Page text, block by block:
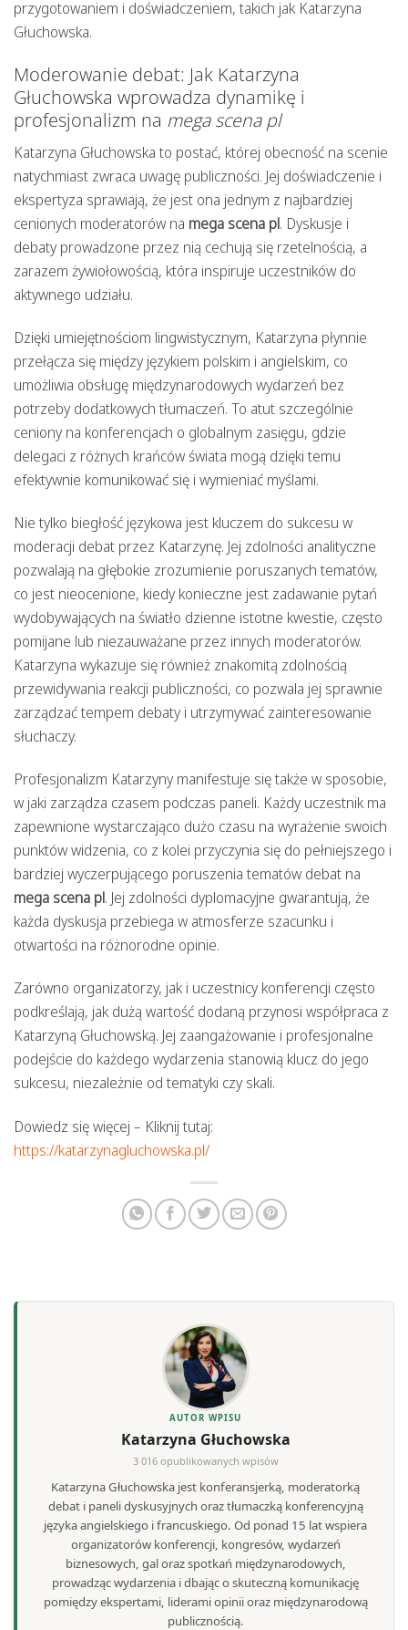
przygotowaniem i doświadczeniem, takich jak Katarzyna
Głuchowska.
Moderowanie debat: Jak Katarzyna
Głuchowska wprowadza dynamikę i
profesjonalizm na mega scena pl
Katarzyna Głuchowska to postać, której obecność na scenie
natychmiast zwraca uwagę publiczności. Jej doświadczenie i
ekspertyza sprawiają, że jest ona jednym z najbardziej
cenionych moderatorów na mega scena pl. Dyskusje i
debaty prowadzone przez nią cechują się rzetelnością, a
zarazem żywiołowością, która inspiruje uczestników do
aktywnego udziału.
Dzięki umiejętnościom lingwistycznym, Katarzyna płynnie
przełącza się między językiem polskim i angielskim, co
umożliwia obsługę międzynarodowych wydarzeń bez
potrzeby dodatkowych tłumaczeń. To atut szczególnie
ceniony na konferencjach o globalnym zasięgu, gdzie
delegaci z różnych krańców świata mogą dzięki temu
efektywnie komunikować się i wymieniać myślami.
Nie tylko biegłość językowa jest kluczem do sukcesu w
moderacji debat przez Katarzynę. Jej zdolności analityczne
pozwalają na głębokie zrozumienie poruszanych tematów,
co jest nieocenione, kiedy konieczne jest zadawanie pytań
wydobywających na światło dzienne istotne kwestie, często
pomijane lub niezauważane przez innych moderatorów.
Katarzyna wykazuje się również znakomitą zdolnością
przewidywania reakcji publiczności, co pozwala jej sprawnie
zarządzać tempem debaty i utrzymywać zainteresowanie
słuchaczy.
Profesjonalizm Katarzyny manifestuje się także w sposobie,
w jaki zarządza czasem podczas paneli. Każdy uczestnik ma
zapewnione wystarczająco dużo czasu na wyrażenie swoich
punktów widzenia, co z kolei przyczynia się do pełniejszego i
bardziej wyczerpującego poruszenia tematów debat na
mega scena pl. Jej zdolności dyplomacyjne gwarantują, że
każda dyskusja przebiega w atmosferze szacunku i
otwartości na różnorodne opinie.
Zarówno organizatorzy, jak i uczestnicy konferencji często
podkreślają, jak dużą wartość dodaną przynosi współpraca z
Katarzyną Głuchowską. Jej zaangażowanie i profesjonalne
podejście do każdego wydarzenia stanowią klucz do jego
sukcesu, niezależnie od tematyki czy skali.
Dowiedz się więcej – Kliknij tutaj:
https://katarzynagluchowska.pl/
AUTOR WPISU
Katarzyna Głuchowska
3 016 opublikowanych wpisów
Katarzyna Głuchowska jest konferansjerką, moderatorką
debat i paneli dyskusyjnych oraz tłumaczką konferencyjną
języka angielskiego i francuskiego. Od ponad 15 lat wspiera
organizatorów konferencji, kongresów, wydarzeń
biznesowych, gal oraz spotkań międzynarodowych,
prowadząc wydarzenia i dbając o skuteczną komunikację
pomiędzy ekspertami, liderami opinii oraz międzynarodową
publicznością.